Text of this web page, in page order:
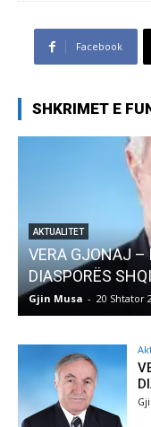
Facebook
SHKRIMET E
NJË EMËR I
NË ITALI
2025 1